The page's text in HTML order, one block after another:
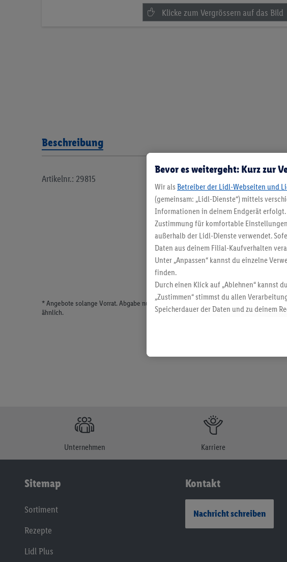
Beschreibung
Artikelnr.: 29815
* Angebote solange Vorrat. Abgabe nur in haushaltsüblichen Mengen. Verkauf ohne
ähnlich.
Unternehmen Karriere
Sitemap
Sortiment
Rezepte
Lidl Plus
Kontakt
Nachricht schreiben
Bevor es weitergeht: Kurz zur
Wir als Betreiber der Lidl-Webseiten und
(gemeinsam: „Lidl-Dienste“) mittels
Informationen in deinem Endgerät
Zustimmung für komfortable
außerhalb der Lidl-Dienste verwendet.
Daten aus deinem Filial-Kaufverhalten
Unter „Anpassen“ kannst du einzelne
finden.
Durch einen Klick auf „Ablehnen“ kannst
„Zustimmen“ stimmst du allen
Speicherdauer der Daten und zu deinem